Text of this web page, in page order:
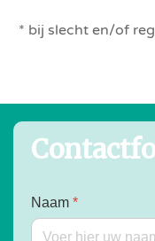
* bij slecht en/of
Naam *